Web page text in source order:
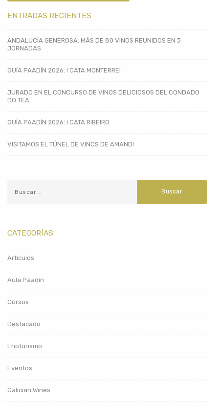
ENTRADAS RECIENTES
ANDALUCÍA GENEROSA: MÁS DE 80 VINOS REUNIDOS EN 3
JORNADAS
GUÍA PAADÍN 2026: I CATA MONTERREI
JURADO EN EL CONCURSO DE VINOS DELICIOSOS DEL CONDADO
DO TEA
GUÍA PAADÍN 2026: I CATA RIBEIRO
VISITAMOS EL TÚNEL DE VINOS DE AMANDI
CATEGORÍAS
Artículos
Aula Paadín
Cursos
Destacado
Enoturismo
Eventos
Galician Wines